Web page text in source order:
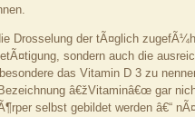
Drosselung der tÃ¤glich
sondern auch die
das Vitamin D 3 zu
â€žVitaminâ€œ gar
selbst gebildet werden â€“